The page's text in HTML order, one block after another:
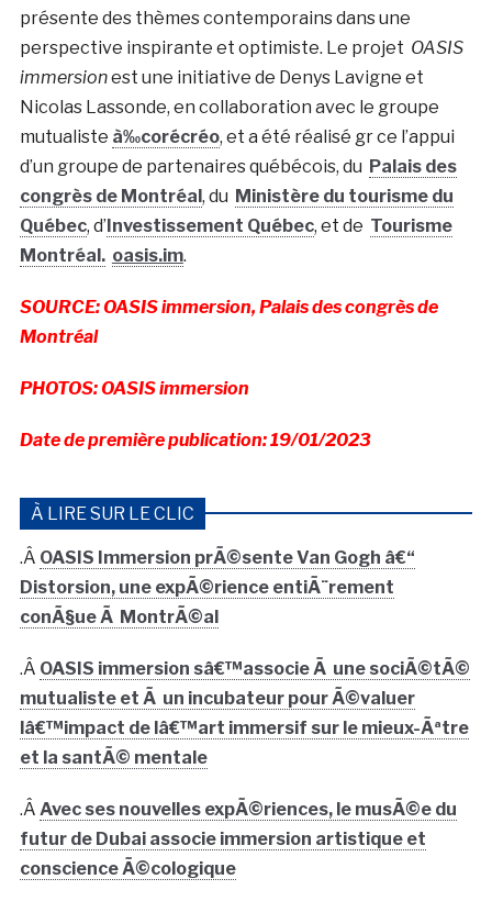
présente des thèmes contemporains dans une
perspective inspirante et optimiste. Le projet OASIS
immersionest une initiative de Denys Lavigne et
Nicolas Lassonde, en collaboration avec le groupe
mutualiste à‰corécréo, et a été réalisé gr ce l’appui
d’un groupe de partenaires québécois, du Palais des
congrès de Montréal, du Ministère du tourisme du
Québec, d’Investissement Québec, et de Tourisme
Montréal. oasis.im.
SOURCE: OASIS immersion, Palais des congrès de
Montréal
PHOTOS: OASIS immersion
Date de première publication: 19/01/2023
À LIRE SUR LE CLIC
.Â OASIS Immersion prÃ©sente Van Gogh â€“
Distorsion, une expÃ©rience entiÃ¨rement
conÃ§ue Ã MontrÃ©al
.Â OASIS immersion sâ€™associe Ã une sociÃ©tÃ©
mutualiste et Ã un incubateur pour Ã©valuer
lâ€™impact de lâ€™art immersif sur le mieux-Ãªtre
et la santÃ© mentale
.Â Avec ses nouvelles expÃ©riences, le musÃ©e du
futur de Dubai associe immersion artistique et
conscience Ã©cologique